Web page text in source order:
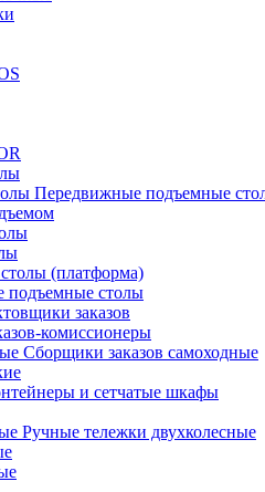
Передвижные подъемные
(платформа)
подъемные столы
заказов
комиссионеры
Сборщики заказов самоходные
и сетчатые шкафы
Ручные тележки двухколесные